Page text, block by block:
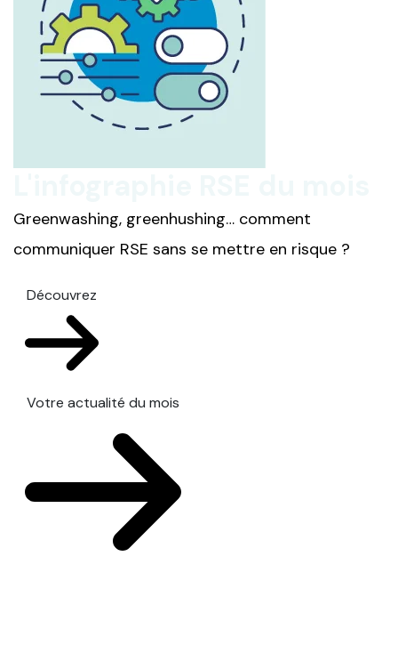
Greenwashing, greenhushing… comment
communiquer RSE sans se mettre en risque ?
Découvrez
Votre actualité du mois